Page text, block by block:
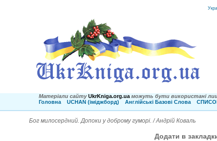
Матеріали сайту UkrKniga.org.ua можуть бути використані
Головна
UCHAN (іміджборд) Англійські Базові Слова
Бог милосердний. Допоки у доброму гуморі. / Андрій Коваль
Додати в